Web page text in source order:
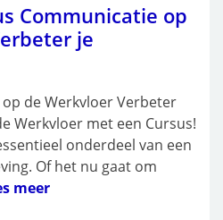
Communicatie op
je
de Werkvloer Verbeter
Werkvloer met een Cursus!
onderdeel van een
Of het nu gaat om
meer